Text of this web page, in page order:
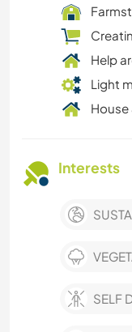
Help
Light
Interests
SELF